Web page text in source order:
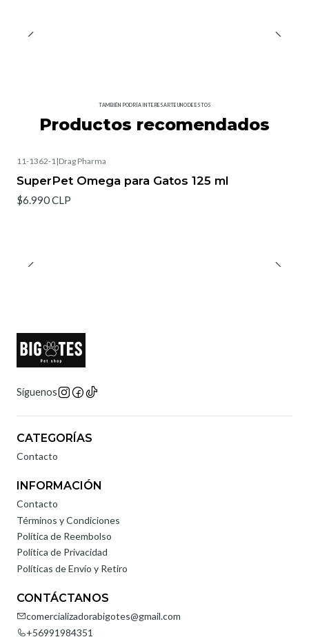
TAMBIÉN PODRÍA INTERESARTE UNO DE ESTOS
Productos recomendados
11-1362-1|Drag Pharma
SuperPet Omega para Gatos 125 ml
$6.990 CLP
Síguenos
CATEGORÍAS
Contacto
INFORMACIÓN
Contacto
Términos y Condiciones
Política de Reembolso
Política de Privacidad
Políticas de Envío y Retiro
CONTÁCTANOS
comercializadorabigotes@gmail.com
+56991984351